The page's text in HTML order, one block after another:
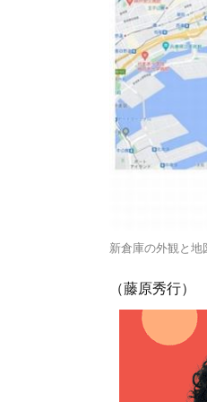
新倉庫の外観と
（藤原秀行）